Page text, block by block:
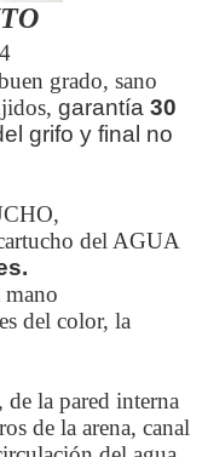
grado, sano
garantía 30
grifo y final no
del AGUA
mano
del color, la
la pared interna
de la arena, canal